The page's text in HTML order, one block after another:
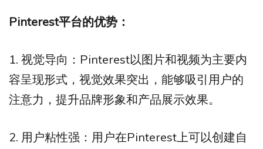
Pinterest平台的优势：
1. 视觉导向：Pinterest以图片和视频为主要内
容呈现形式，视觉效果突出，能够吸引用户的
注意力，提升品牌形象和产品展示效果。
2. 用户粘性强：用户在Pinterest上可以创建自